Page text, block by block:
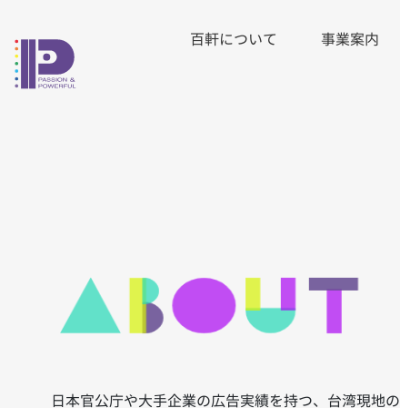
百軒について (CURRENT)事業案内
日本官公庁や大手企業の広告実績を持つ、台湾現地の